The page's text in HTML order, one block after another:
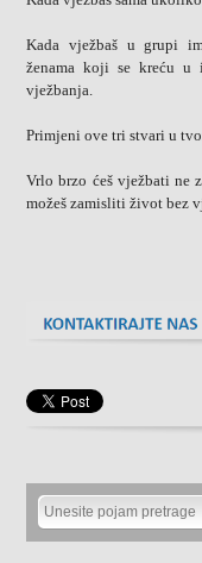
Kada vježbaš u grupi
ženama koji se kreću
vježbanja.
Primjeni ove tri stvari u
Vrlo brzo ćeš vježbati ne
možeš zamisliti život bez